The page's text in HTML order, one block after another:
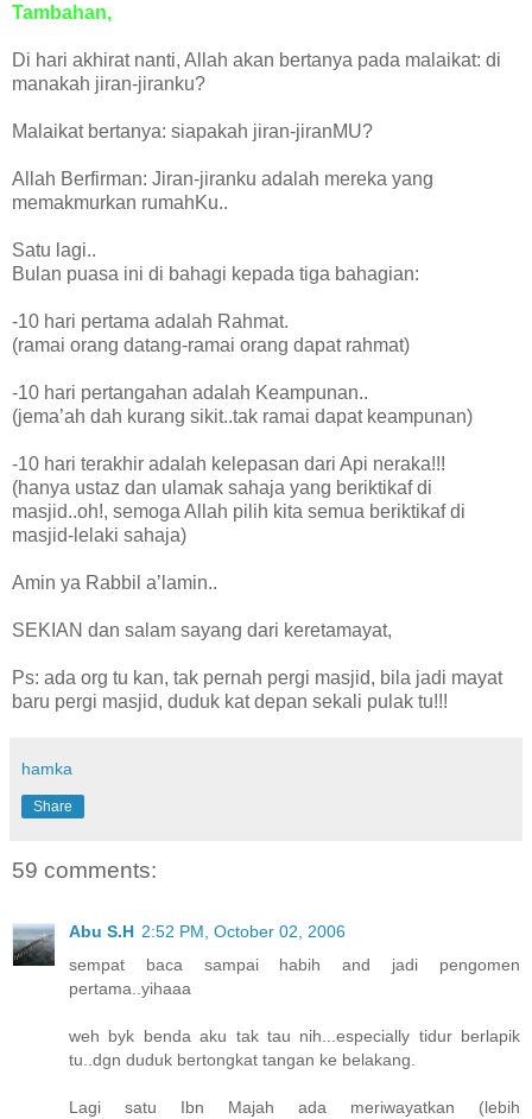
Tambahan,
Di hari akhirat nanti, Allah akan bertanya pada malaikat: di
manakah jiran-jiranku?
Malaikat bertanya: siapakah jiran-jiranMU?
Allah Berfirman: Jiran-jiranku adalah mereka yang
memakmurkan rumahKu..
Satu lagi..
Bulan puasa ini di bahagi kepada tiga bahagian:
-10 hari pertama adalah Rahmat.
(ramai orang datang-ramai orang dapat rahmat)
-10 hari pertangahan adalah Keampunan..
(jema’ah dah kurang sikit..tak ramai dapat keampunan)
-10 hari terakhir adalah kelepasan dari Api neraka!!!
(hanya ustaz dan ulamak sahaja yang beriktikaf di
masjid..oh!, semoga Allah pilih kita semua beriktikaf di
masjid-lelaki sahaja)
Amin ya Rabbil a’lamin..
SEKIAN dan salam sayang dari keretamayat,
Ps: ada org tu kan, tak pernah pergi masjid, bila jadi mayat
baru pergi masjid, duduk kat depan sekali pulak tu!!!
hamka
Share
59 comments:
Abu S.H 2:52 PM, October 02, 2006
sempat baca sampai habih and jadi pengomen
pertama..yihaaa
weh byk benda aku tak tau nih...especially tidur berlapik
tu..dgn duduk bertongkat tangan ke belakang.
Lagi satu Ibn Majah ada meriwayatkan (lebih